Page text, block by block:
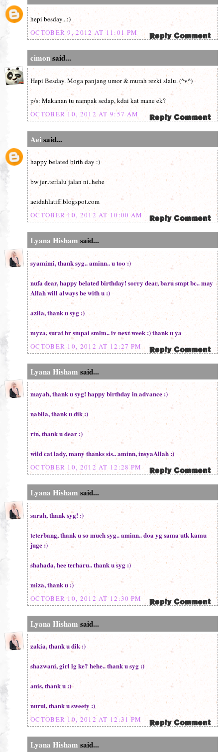
hepi besday...:)
OCTOBER 9, 2012 AT 11:01 PM
cimonsaid...
Hepi Besday. Moga panjang umor & murah rezki slalu. (^v^)
p/s: Makanan tu nampak sedap, kdai kat mane ek?
OCTOBER 10, 2012 AT 9:57 AM
Aeisaid...
happy belated birth day :)
bw jer..terlalu jalan ni..hehe
aeidahlatiff.blogspot.com
OCTOBER 10, 2012 AT 10:00 AM
Lyana Hisham said...
syamimi, thank syg.. aminn.. u too :)
nufa dear, happy belated birthday! sorry dear, baru smpt bc.. may
Allah will always be with u :)
azila, thank u syg :)
myza, surat br smpai smlm.. iv next week :) thank u ya
OCTOBER 10, 2012 AT 12:27 PM
Lyana Hisham said...
mayah, thank u syg! happy birthday in advance :)
nabila, thank u dik :)
rin, thank u dear :)
wild cat lady, many thanks sis.. aminn, insyaAllah :)
OCTOBER 10, 2012 AT 12:28 PM
Lyana Hisham said...
sarah, thank syg! :)
teterbang, thank u so much syg.. aminn.. doa yg sama utk kamu
juge :)
shahada, hee terharu.. thank u syg :)
miza, thank u :)
OCTOBER 10, 2012 AT 12:30 PM
Lyana Hisham said...
zakia, thank u dik :)
shazwani, girl lg ke? hehe.. thank u syg :)
anis, thank u :)
nurul, thank u sweety :)
OCTOBER 10, 2012 AT 12:31 PM
Lyana Hisham said...